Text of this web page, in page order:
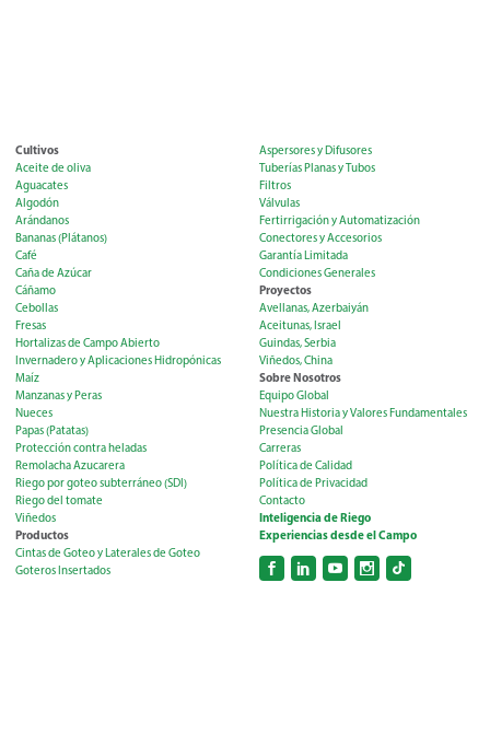
Cultivos
Aceite de oliva
Aguacates
Algodón
Arándanos
Bananas (Plátanos)
Café
Caña de Azúcar
Cáñamo
Cebollas
Fresas
Hortalizas de Campo Abierto
Invernadero y Aplicaciones Hidropónicas
Maíz
Manzanas y Peras
Nueces
Papas (Patatas)
Protección contra heladas
Remolacha Azucarera
Riego por goteo subterráneo (SDI)
Riego del tomate
Viñedos
Productos
Cintas de Goteo y Laterales de Goteo
Goteros Insertados
Aspersores y Difusores
Tuberías Planas y Tubos
Filtros
Válvulas
Fertirrigación y Automatización
Conectores y Accesorios
Garantía Limitada
Condiciones Generales
Proyectos
Avellanas, Azerbaiyán
Aceitunas, Israel
Guindas, Serbia
Viñedos, China
Sobre Nosotros
Equipo Global
Nuestra Historia y Valores Fundamentales
Presencia Global
Carreras
Política de Calidad
Política de Privacidad
Contacto
Inteligencia de Riego
Experiencias desde el Campo